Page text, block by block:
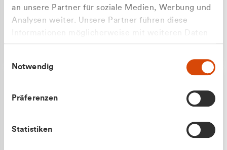
an unsere Partner für soziale Medien, Werbung und
Analysen weiter. Unsere Partner führen diese
gesammelt haben.
Notwendig
Präferenzen
Statistiken
Apilash Balanesan